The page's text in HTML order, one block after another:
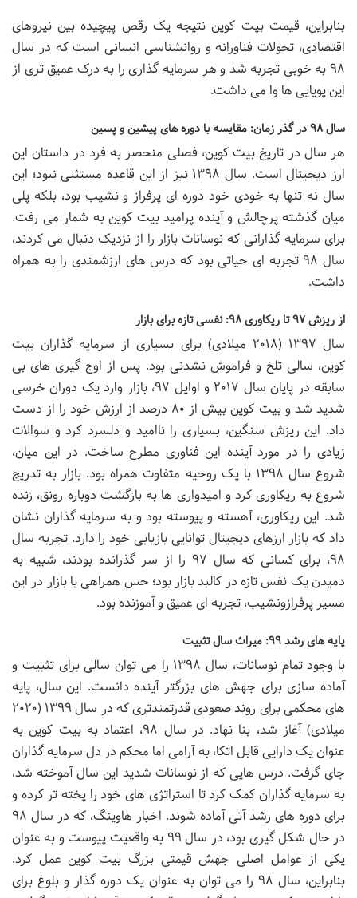
بنابراین، قیمت بیت کوین نتیجه یک رقص پیچیده بین نیروهای
اقتصادی، تحولات فناورانه و روانشناسی انسانی است که در سال
۹۸ به خوبی تجربه شد و هر سرمایه گذاری را به درک عمیق تری از
این پویایی ها وا می داشت.
سال ۹۸ در گذر زمان: مقایسه با دوره های پیشین و پسین
هر سال در تاریخ بیت کوین، فصلی منحصر به فرد در داستان این
ارز دیجیتال است. سال ۱۳۹۸ نیز از این قاعده مستثنی نبود؛ این
سال نه تنها به خودی خود دوره ای پرفراز و نشیب بود، بلکه پلی
میان گذشته پرچالش و آینده پرامید بیت کوین به شمار می رفت.
برای سرمایه گذارانی که نوسانات بازار را از نزدیک دنبال می کردند،
سال ۹۸ تجربه ای حیاتی بود که درس های ارزشمندی را به همراه
داشت.
از ریزش ۹۷ تا ریکاوری ۹۸: نفسی تازه برای بازار
سال ۱۳۹۷ (۲۰۱۸ میلادی) برای بسیاری از سرمایه گذاران بیت
کوین، سالی تلخ و فراموش نشدنی بود. پس از اوج گیری های بی
سابقه در پایان سال ۲۰۱۷ و اوایل ۹۷، بازار وارد یک دوران خرسی
شدید شد و بیت کوین بیش از ۸۰ درصد از ارزش خود را از دست
داد. این ریزش سنگین، بسیاری را ناامید و دلسرد کرد و سوالات
زیادی را در مورد آینده این فناوری مطرح ساخت. در این میان،
شروع سال ۱۳۹۸ با یک روحیه متفاوت همراه بود. بازار به تدریج
شروع به ریکاوری کرد و امیدواری ها به بازگشت دوباره رونق، زنده
شد. این ریکاوری، آهسته و پیوسته بود و به سرمایه گذاران نشان
داد که بازار ارزهای دیجیتال توانایی بازیابی خود را دارد. تجربه سال
۹۸، برای کسانی که سال ۹۷ را از سر گذرانده بودند، شبیه به
دمیدن یک نفس تازه در کالبد بازار بود؛ حس همراهی با بازار در این
مسیر پرفرازونشیب، تجربه ای عمیق و آموزنده بود.
پایه های رشد ۹۹: میراث سال تثبیت
با وجود تمام نوسانات، سال ۱۳۹۸ را می توان سالی برای تثبیت و
آماده سازی برای جهش های بزرگتر آینده دانست. این سال، پایه
های محکمی برای روند صعودی قدرتمندتری که در سال ۱۳۹۹ (۲۰۲۰
میلادی) آغاز شد، بنا نهاد. در سال ۹۸، اعتماد به بیت کوین به
عنوان یک دارایی قابل اتکا، به آرامی اما محکم در دل سرمایه گذاران
جای گرفت. درس هایی که از نوسانات شدید این سال آموخته شد،
به سرمایه گذاران کمک کرد تا استراتژی های خود را پخته تر کرده و
برای دوره های رشد آتی آماده شوند. اخبار هاوینگ، که در سال ۹۸
در حال شکل گیری بود، در سال ۹۹ به واقعیت پیوست و به عنوان
یکی از عوامل اصلی جهش قیمتی بزرگ بیت کوین عمل کرد.
بنابراین، سال ۹۸ را می توان به عنوان یک دوره گذار و بلوغ برای